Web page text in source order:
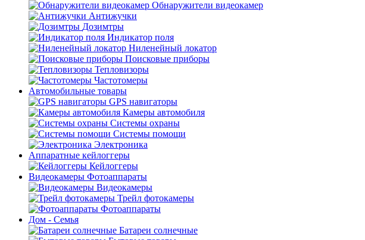
Обнаружители видеокамер
Антижучки
Дозимтры
Индикатор поля
Ниленейный локатор
Поисковые приборы
Тепловизоры
Частотомеры
Автомобильные товары
GPS навигаторы
Камеры автомобиля
Системы охраны
Системы помощи
Электроника
Аппаратные кейлоггеры
Кейлоггеры
Видеокамеры Фотоаппараты
Видеокамеры
Трейл фотокамеры
Фотоаппараты
Дом - Семья
Батареи солнечные